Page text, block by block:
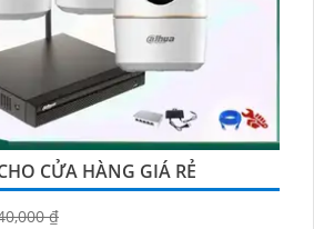
CỬA HÀNG GIÁ RẺ
₫